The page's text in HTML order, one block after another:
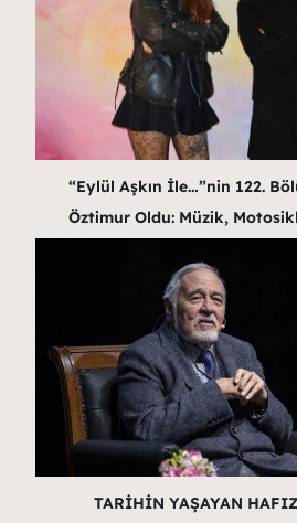
“Eylül Aşkın İle…”nin 122.
Öztimur Oldu: Müzik,
TARİHİN YAŞAYAN